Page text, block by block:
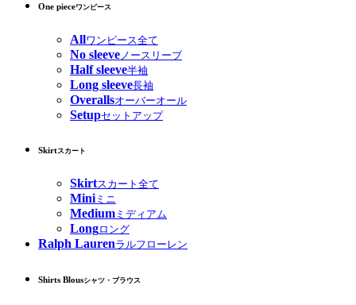
One pieceワンピース
Allワンピース全て
No sleeve ノースリーブ
Half sleeve半袖
Long sleeve長袖
Overallsオーバーオール
Setupセットアップ
Skirtスカート
Skirtスカート全て
Miniミニ
Medium ミディアム
Longロング
Ralph Laurenラルフローレン
Shirts Blousシャツ・ブラウス